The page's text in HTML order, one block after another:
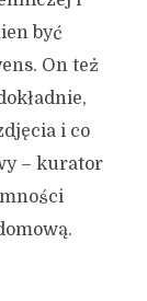
być
On też
i co
– kurator